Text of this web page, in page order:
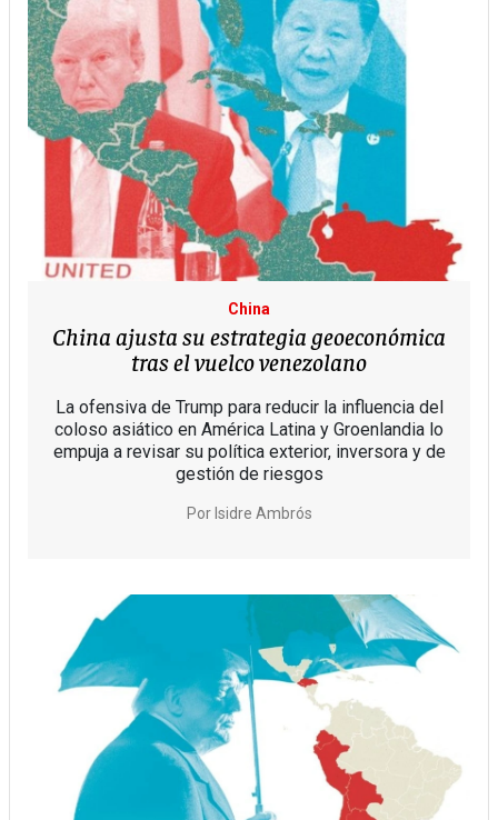
China
China ajusta su estrategia geoeconómica
tras el vuelco venezolano
La ofensiva de Trump para reducir la influencia del
coloso asiático en América Latina y Groenlandia lo
empuja a revisar su política exterior, inversora y de
gestión de riesgos
Por Isidre Ambrós